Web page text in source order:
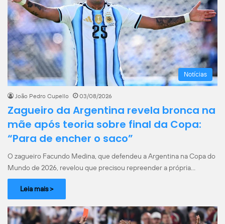
Notícias
João Pedro Cupello 03/08/2026
Zagueiro da Argentina revela bronca na
mãe após teoria sobre final da Copa:
“Para de encher o saco”
O zagueiro Facundo Medina, que defendeu a Argentina na Copa do
Mundo de 2026, revelou que precisou repreender a própria…
Leia mais >